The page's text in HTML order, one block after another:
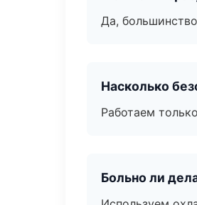
Да,
Насколько
Работаем
Больно ли